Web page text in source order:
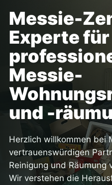
Messie-
Experte für
Messie-
und -
Herzlich willkommen bei
vertrauenswürdigen
Reinigung und Räumung
Wir verstehen die